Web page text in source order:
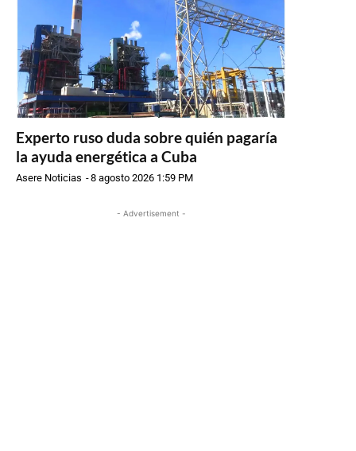
Experto ruso duda sobre quién pagaría
la ayuda energética a Cuba
Asere Noticias -8 agosto 2026 1:59 PM
- Advertisement -